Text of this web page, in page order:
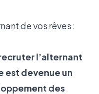
de vos rêves :
l’alternant
est devenue un
des